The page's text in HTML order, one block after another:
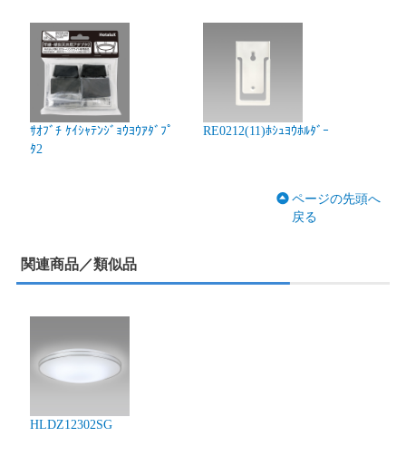
ｻｵﾌﾞﾁ ｹｲｼｬﾃﾝｼﾞｮｳﾖｳｱﾀﾞﾌﾟ
ﾀ2
RE0212(11)ﾎｼｭﾖｳﾎﾙﾀﾞｰ
ページの先頭へ
戻る
関連商品／類似品
HLDZ12302SG